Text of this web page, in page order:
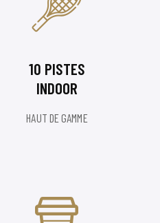
10 PISTES
INDOOR
HAUT DE GAMME